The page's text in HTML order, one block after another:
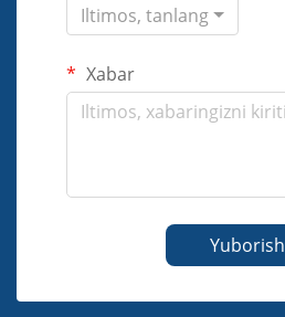
Iltimos, tanlang
Xabar
Yuborish